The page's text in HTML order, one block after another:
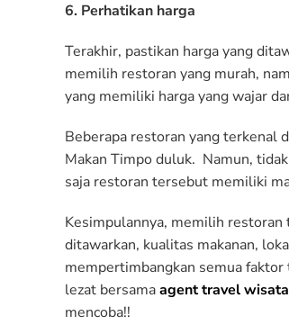
6. Perhatikan harga
Terakhir, pastikan harga yang
memilih restoran yang murah,
yang memiliki harga yang wajar
Beberapa restoran yang terkenal
Makan Timpo duluk. Namun,
saja restoran tersebut memiliki
Kesimpulannya, memilih
ditawarkan, kualitas makanan,
mempertimbangkan semua
lezat bersamaagent travel wisata
mencoba!!